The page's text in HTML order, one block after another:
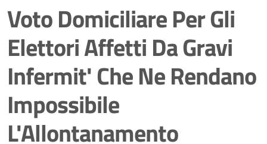
Voto Domiciliare Per Gli
Elettori Affetti Da Gravi
Infermit' Che Ne Rendano
Impossibile
L'Allontanamento